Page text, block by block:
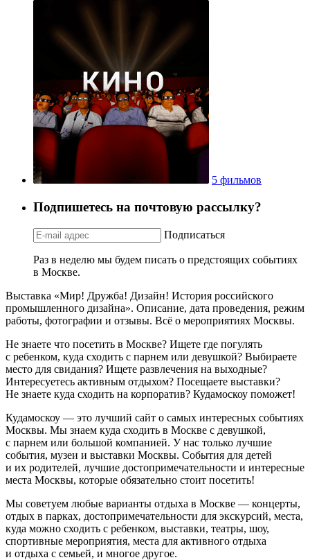
5 фильмов
Подпишетесь на почтовую рассылку?
Подписаться
Раз в неделю мы будем писать о предстоящих событиях
в Москве.
Выставка «Мир! Дружба! Дизайн! История российского
промышленного дизайна». Описание, дата проведения, режим
работы, фотографии и отзывы. Всё о мероприятиях Москвы.
Не знаете что посетить в Москве? Ищете где погулять
с ребенком, куда сходить с парнем или девушкой? Выбираете
место для свидания? Ищете развлечения на выходные?
Интересуетесь активным отдыхом? Посещаете выставки?
Не знаете куда сходить на корпоратив? Кудамоскоу поможет!
Кудамоскоу — это лучший сайт о самых интересных событиях
Москвы. Мы знаем куда сходить в Москве с девушкой,
с парнем или большой компанией. У нас только лучшие
события, музеи и выставки Москвы. События для детей
и их родителей, лучшие достопримечательности и интересные
места Москвы, которые обязательно стоит посетить!
Мы советуем любые варианты отдыха в Москве — концерты,
отдых в парках, достопримечательности для экскурсий, места,
куда можно сходить с ребенком, выставки, театры, шоу,
спортивные мероприятия, места для активного отдыха
и отдыха с семьей, и многое другое.